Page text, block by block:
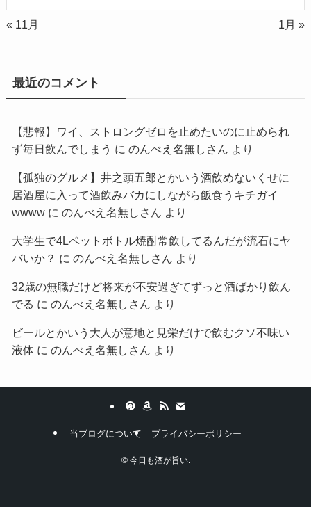
« 11月 1月 »
最近のコメント
【悲報】ワイ、ストロングゼロを止めたいのに止められ
ず毎日飲んでしまう に のんべえ名無しさん より
【孤独のグルメ】井之頭五郎とかいう酒飲めないくせに
居酒屋に入って酒飲みバカにしながら飯食うキチガイ
wwwwに のんべえ名無しさん より
大学生で4Lペットボトル焼酎常飲してるんだが流石にヤ
バいか？ に のんべえ名無しさん より
32歳の無職だけど将来が不安過ぎてずっと酒ばかり飲ん
でる に のんべえ名無しさん より
ビールとかいう大人が意地と見栄だけで飲むクソ不味い
液体に のんべえ名無しさん より
当ブログについて プライバシーポリシー
©今日も酒が旨い.